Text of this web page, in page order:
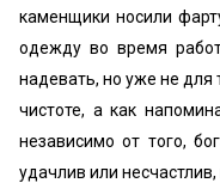
каменщики носили
одежду во время
надевать, но уже не для
чистоте, а как
независимо от того,
удачлив или несчастлив,